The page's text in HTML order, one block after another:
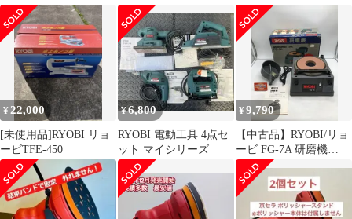
(旧リョービ) RSE-1250
キ付 電動丸ノコ
ューム 粉砕機能付き
¥ 22,000
[未使用品]RYOBI リョ
ービTFE-450
¥6,800
RYOBI 電動工具 4点セ
ット マイシリーズ
¥9,790
【中古品】RYOBI/リョ
ービ FG-7A 研磨機
[IT_SGLLW][岡岩]
[M05]